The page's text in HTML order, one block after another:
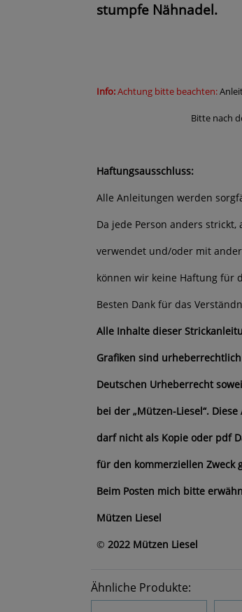
stumpfe Nähnadel.
Info:Achtung bitte beachten:
Bitte nach dem
Haftungsausschluss:
Alle Anleitungen werden
Da jede Person anders
verwendet und/oder mit
können wir keine Haftung für
Besten Dank für das
Alle Inhalte dieser
Grafiken sind
Deutschen Urheberrecht
bei der „Mützen-Liesel“.
darf nicht als Kopie oder pdf
für den kommerziellen Zweck
Beim Posten mich bitte
Mützen Liesel
© 2022 Mützen Liesel
Ähnliche Produkte: